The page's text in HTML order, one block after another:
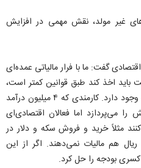
غیر مولد، نقش مهمی در افزایش
گفت: ما با فرار مالیاتی عمده‌ای
باید اخذ کند طبق قوانین کمتر است،
بلکه در این فضا بی عدالتی جدی هم وجود دارد. کارمندی که ۴ میلیون درآمد
را می‌پردازد اما فعالان اقتصادی‌ای
مثلاً خرید و فروش سکه و دلار در
هم مالیات نمی‌دهند. اگر از این
کسری بودجه را حل کرد.